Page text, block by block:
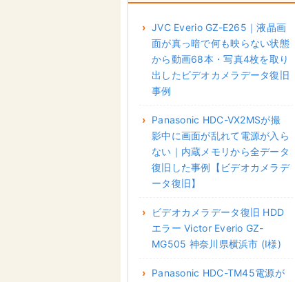
JVC Everio GZ-E265｜液晶画
面が真っ暗で何も映らない状態
から動画68本・写真4枚を取り
出したビデオカメラデータ復旧
事例
Panasonic HDC-VX2MSが撮
影中に画面が乱れて電源が入ら
ない｜内蔵メモリから全データ
復旧した事例【ビデオカメラデ
ータ復旧】
ビデオカメラデータ復旧 HDD
エラー Victor Everio GZ-
MG505 神奈川県横浜市 (I様)
Panasonic HDC-TM45電源が